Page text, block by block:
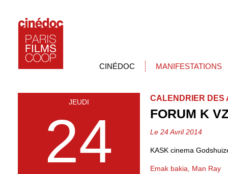
CINÉDOC MANIFESTATIONS
JEUDI
24
CALENDRIER DES
FORUM K
Le 24 Avril 2014
KASK cinema
Emak bakia, Man Ray